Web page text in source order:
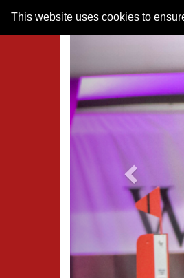
This website uses cookies toPrevious